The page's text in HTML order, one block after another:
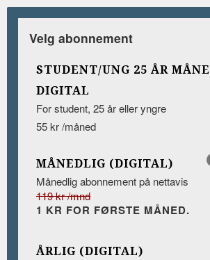
Velg abonnement
STUDENT/UNG 25 ÅR
DIGITAL
For student, 25 år eller yngre
55 kr /måned
MÅNEDLIG (DIGITAL)
Månedlig abonnement på nettavis
119 kr /mnd
1 KR FOR FØRSTE MÅNED.
ÅRLIG (DIGITAL)